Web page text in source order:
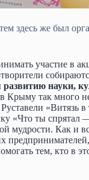
здесь же был
участие в
развитию науки,
Крыму так много
«Витязь
«Что ты
мудрости. Как и
тем, кто в